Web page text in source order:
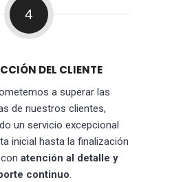
4
DEL CLIENTE
a superar las
de nuestros clientes,
un servicio excepcional
inicial hasta la finalización
atención al detalle y
continuo.